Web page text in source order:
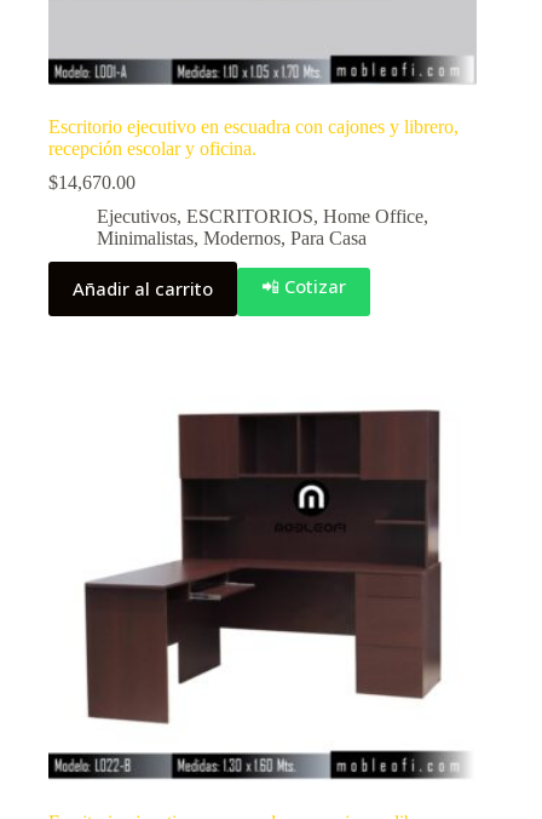
Escritorio ejecutivo en escuadra con cajones y librero,
recepción escolar y oficina.
$14,670.00
Ejecutivos, ESCRITORIOS, Home Office,
Minimalistas, Modernos, Para Casa
Añadir al carrito 📲 Cotizar